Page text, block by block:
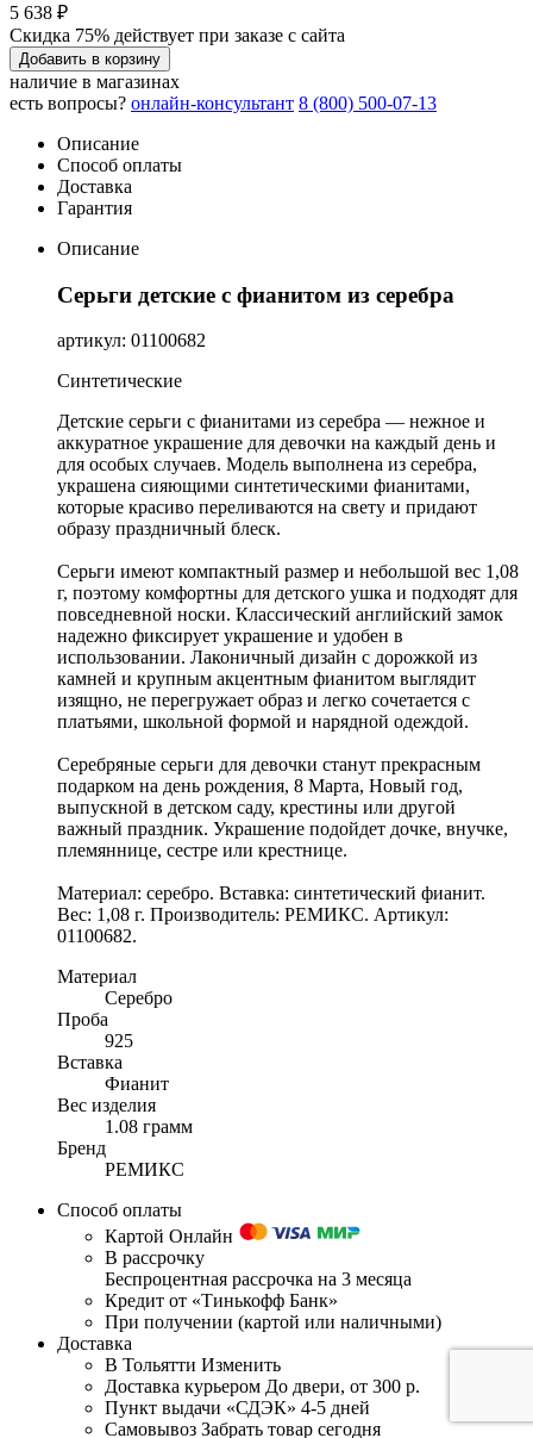
5 638 ₽
Скидка 75% действует при заказе с сайта
Добавить в корзину
наличие в магазинах
есть вопросы? онлайн-консультант 8 (800) 500-07-13
Описание
Способ оплаты
Доставка
Гарантия
Описание
Серьги детские с фианитом из серебра
артикул: 01100682
Синтетические
Детские серьги с фианитами из серебра — нежное и
аккуратное украшение для девочки на каждый день и
для особых случаев. Модель выполнена из серебра,
украшена сияющими синтетическими фианитами,
которые красиво переливаются на свету и придают
образу праздничный блеск.
Серьги имеют компактный размер и небольшой вес 1,08
г, поэтому комфортны для детского ушка и подходят для
повседневной носки. Классический английский замок
надежно фиксирует украшение и удобен в
использовании. Лаконичный дизайн с дорожкой из
камней и крупным акцентным фианитом выглядит
изящно, не перегружает образ и легко сочетается с
платьями, школьной формой и нарядной одеждой.
Серебряные серьги для девочки станут прекрасным
подарком на день рождения, 8 Марта, Новый год,
выпускной в детском саду, крестины или другой
важный праздник. Украшение подойдет дочке, внучке,
племяннице, сестре или крестнице.
Материал: серебро. Вставка: синтетический фианит.
Вес: 1,08 г. Производитель: РЕМИКС. Артикул:
01100682.
Материал
Серебро
Проба
925
Вставка
Фианит
Вес изделия
1.08 грамм
Бренд
РЕМИКС
Способ оплаты
Картой Онлайн
В рассрочку
Беспроцентная рассрочка на 3 месяца
Кредит от «Тинькофф Банк»
При получении (картой или наличными)
Доставка
В Тольятти Изменить
Доставка курьером До двери, от 300 р.
Пункт выдачи «СДЭК» 4-5 дней
Самовывоз Забрать товар сегодня